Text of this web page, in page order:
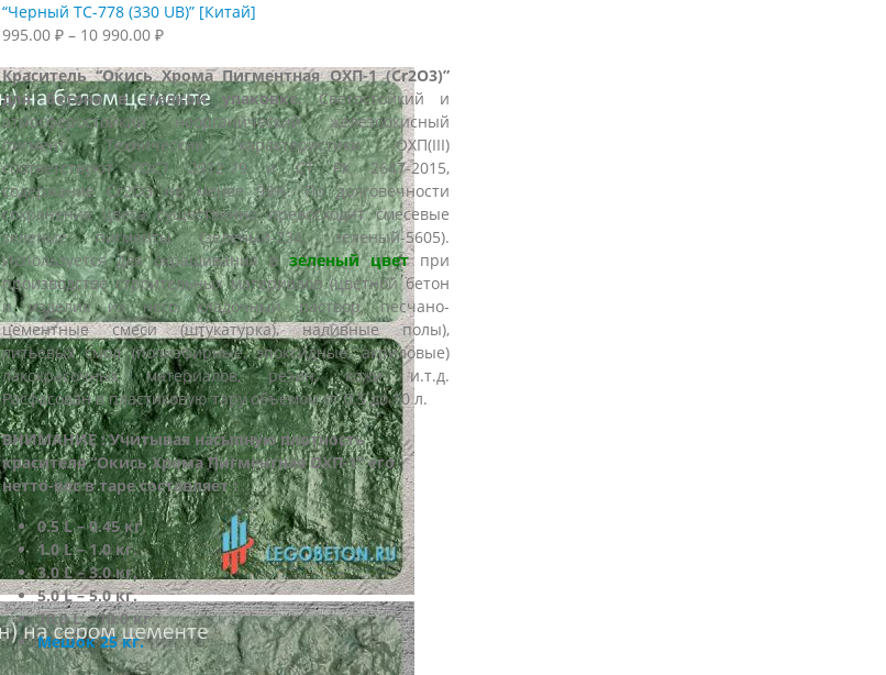
“Черный TC-778 (330 UB)” [Китай]
995.00 ₽ – 10 990.00 ₽Диапазон
995.00 ₽
–
10
990.00 ₽
Краситель “Окись Хрома Пигментная ОХП-1 (Cr2O3)”
для бетона в мелкой упаковке.Светостойкий и
атмосферостойкий неорганический железоокисный
пигмент. Технические характеристики ОХП(III)
соответствуют ГОСТ 2912-79 и СТ РК 2647-2015,
содержание Cr2O3 не менее 99%. По долговечности
сохранения цвета существенно превосходит смесевые
зеленые пигменты (зеленый-234, зеленый-5605).
Используется для окрашивания взеленый цветпри
производстве строительных материалов (цветной бетон
и изделия из него, кладочный раствор, песчано-
цементные смеси (штукатурка), наливные полы),
литьевых смол (полиэфирные, эпоксидные, акриловые)
лакокрасочных материалов, резин, кожи и.т.д.
Расфасован в пластиковую тару объемом от 0.5 до 10 л.
ВНИМАНИЕ : Учитывая насыпную плотность
красителя “Окись Хрома Пигментная ОХП-1” его
нетто-вес в таре составляет :
0.5 L – 0.45 кг.
1.0 L – 1.0 кг.
3.0 L – 3.0 кг.
5.0 L – 5.0 кг.
10.0 L – 10.0 кг.
Мешок 25 кг.